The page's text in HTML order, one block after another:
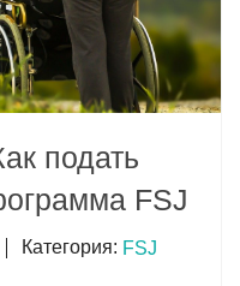
подать
FSJ
Категория: FSJ